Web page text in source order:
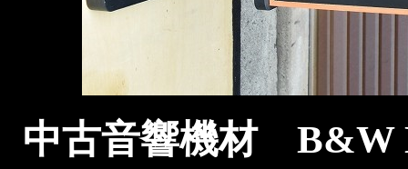
中古音響機材 B&W